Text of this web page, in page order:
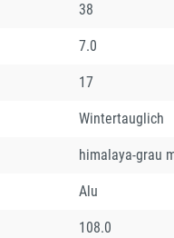
38
7.0
17
Wintertauglich
himalaya-grau
Alu
108.0